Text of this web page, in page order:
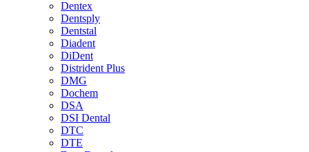
Dentex
Dentsply
Dentstal
Diadent
DiDent
Distrident Plus
DMG
Dochem
DSA
DSI Dental
DTC
DTE